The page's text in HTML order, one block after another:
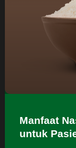
Manfaat
untuk